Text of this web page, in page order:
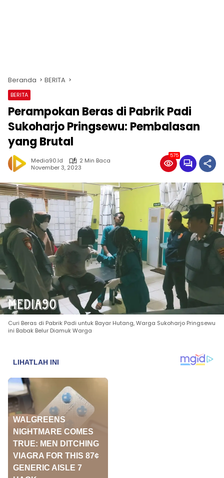
Beranda BERITA
BERITA
Perampokan Beras di Pabrik Padi
Sukoharjo Pringsewu: Pembalasan
yang Brutal
Media90.id
2 Min Baca
November 3, 2023
575
Curi Beras di Pabrik Padi untuk Bayar Hutang, Warga Sukoharjo Pringsewu
ini Babak Belur Diamuk Warga